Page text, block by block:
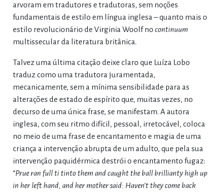
arvoram em tradutores e tradutoras, sem noções
fundamentais de estilo em língua inglesa – quanto mais o
estilo revolucionário de Virginia Woolf no continuum
multissecular da literatura britânica.
Talvez uma última citação deixe claro que Luíza Lobo
traduz como uma tradutora juramentada,
mecanicamente, sem a mínima sensibilidade para as
alterações de estado de espírito que, muitas vezes, no
decurso de uma única frase, se manifestam. A autora
inglesa, com seu ritmo difícil, pessoal, irretocável, coloca
no meio de uma frase de encantamento e magia de uma
criança a intervenção abrupta de um adulto, que pela sua
intervenção paquidérmica destrói o encantamento fugaz:
“Prue ran full ti tinto them and caught the ball brillianty high up
in her left hand, and her mother said: Haven’t they come back